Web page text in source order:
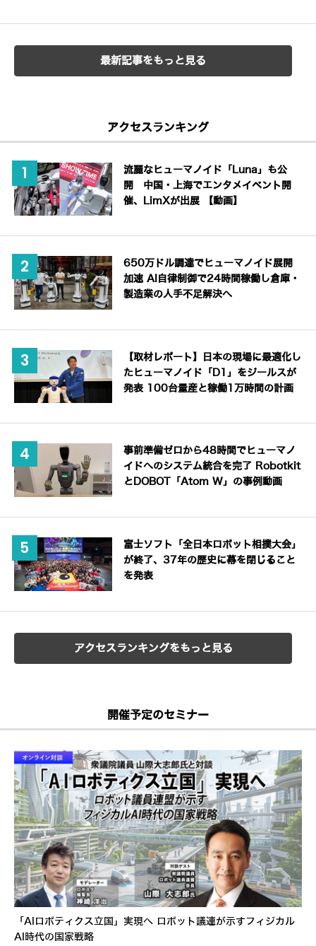
最新記事をもっと見る
アクセスランキング
流麗なヒューマノイド「Luna」も公
開 中国・上海でエンタメイベント開
催、LimXが出展 【動画】
650万ドル調達でヒューマノイド展開
加速 AI自律制御で24時間稼働し倉庫・
製造業の人手不足解決へ
【取材レポート】日本の現場に最適化し
たヒューマノイド「D1」をジールスが
発表 100台量産と稼働1万時間の計画
事前準備ゼロから48時間でヒューマノ
イドへのシステム統合を完了 Robotkit
とDOBOT「Atom W」の事例動画
富士ソフト「全日本ロボット相撲大会」
が終了、37年の歴史に幕を閉じること
を発表
アクセスランキングをもっと見る
開催予定のセミナー
「AIロボティクス立国」実現へ ロボット議連が示すフィジカル
AI時代の国家戦略